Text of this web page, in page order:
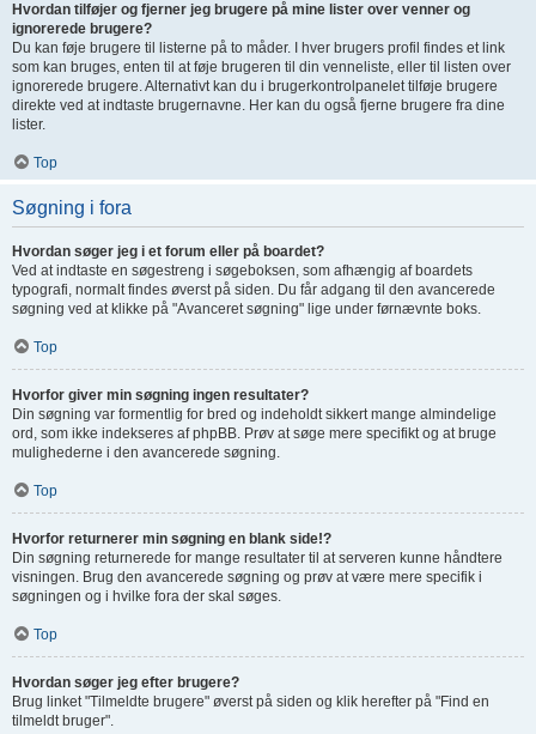
Hvordan tilføjer og fjerner jeg brugere på mine lister over venner og
ignorerede brugere?
Du kan føje brugere til listerne på to måder. I hver brugers profil findes et link
som kan bruges, enten til at føje brugeren til din venneliste, eller til listen over
ignorerede brugere. Alternativt kan du i brugerkontrolpanelet tilføje brugere
direkte ved at indtaste brugernavne. Her kan du også fjerne brugere fra dine
lister.
Top
Søgning i fora
Hvordan søger jeg i et forum eller på boardet?
Ved at indtaste en søgestreng i søgeboksen, som afhængig af boardets
typografi, normalt findes øverst på siden. Du får adgang til den avancerede
søgning ved at klikke på "Avanceret søgning" lige under førnævnte boks.
Top
Hvorfor giver min søgning ingen resultater?
Din søgning var formentlig for bred og indeholdt sikkert mange almindelige
ord, som ikke indekseres af phpBB. Prøv at søge mere specifikt og at bruge
mulighederne i den avancerede søgning.
Top
Hvorfor returnerer min søgning en blank side!?
Din søgning returnerede for mange resultater til at serveren kunne håndtere
visningen. Brug den avancerede søgning og prøv at være mere specifik i
søgningen og i hvilke fora der skal søges.
Top
Hvordan søger jeg efter brugere?
Brug linket "Tilmeldte brugere" øverst på siden og klik herefter på "Find en
tilmeldt bruger".